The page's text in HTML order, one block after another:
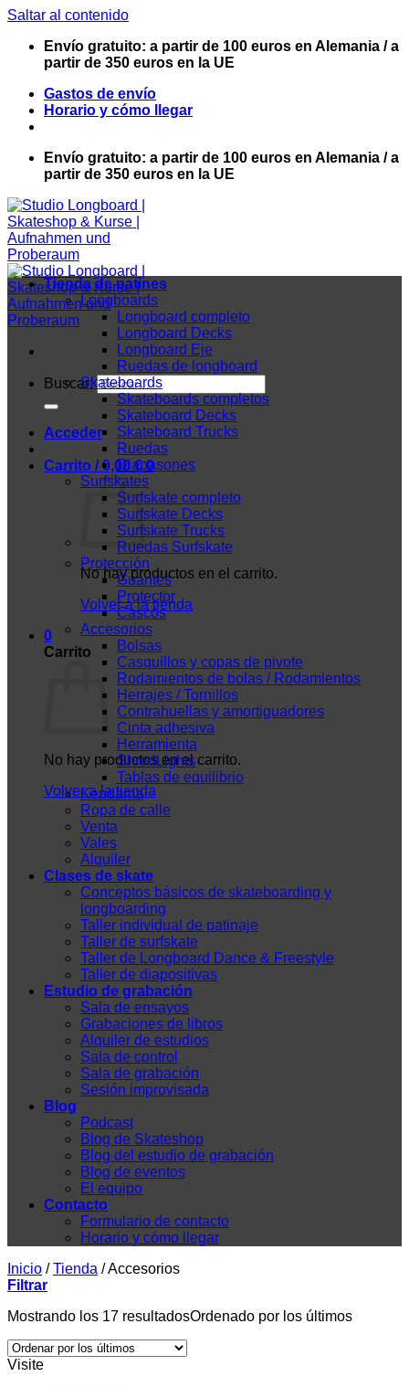
Saltar al contenido
Envío gratuito: a partir de 100 euros en Alemania / a
partir de 350 euros en la UE
Gastos de envío
Horario y cómo llegar
Envío gratuito: a partir de 100 euros en Alemania / a
partir de 350 euros en la UE
Buscar:
Acceder
Carrito /0,00€ 0
No hay productos en el carrito.
Volver a la tienda
0
Carrito
No hay productos en el carrito.
Volver a la tienda
Tienda de patines
Longboards
Longboard completo
Longboard Decks
Longboard Eje
Ruedas de longboard
Skateboards
Skateboards completos
Skateboard Decks
Skateboard Trucks
Ruedas
Diapasones
Surfskates
Surfskate completo
Surfskate Decks
Surfskate Trucks
Ruedas Surfskate
Protección
Guantes
Protector
Cascos
Accesorios
Bolsas
Casquillos y copas de pivote
Rodamientos de bolas / Rodamientos
Herrajes / Tornillos
Contrahuellas y amortiguadores
Cinta adhesiva
Herramienta
ShredLights
Tablas de equilibrio
Kendama
Ropa de calle
Venta
Vales
Alquiler
Clases de skate
Conceptos básicos de skateboarding y
longboarding
Taller individual de patinaje
Taller de surfskate
Taller de Longboard Dance & Freestyle
Taller de diapositivas
Estudio de grabación
Sala de ensayos
Grabaciones de libros
Alquiler de estudios
Sala de control
Sala de grabación
Sesión improvisada
Blog
Podcast
Blog de Skateshop
Blog del estudio de grabación
Blog de eventos
El equipo
Contacto
Formulario de contacto
Horario y cómo llegar
Inicio / Tienda /Accesorios
Filtrar
Mostrando los 17 resultadosOrdenado por los últimos
Visite